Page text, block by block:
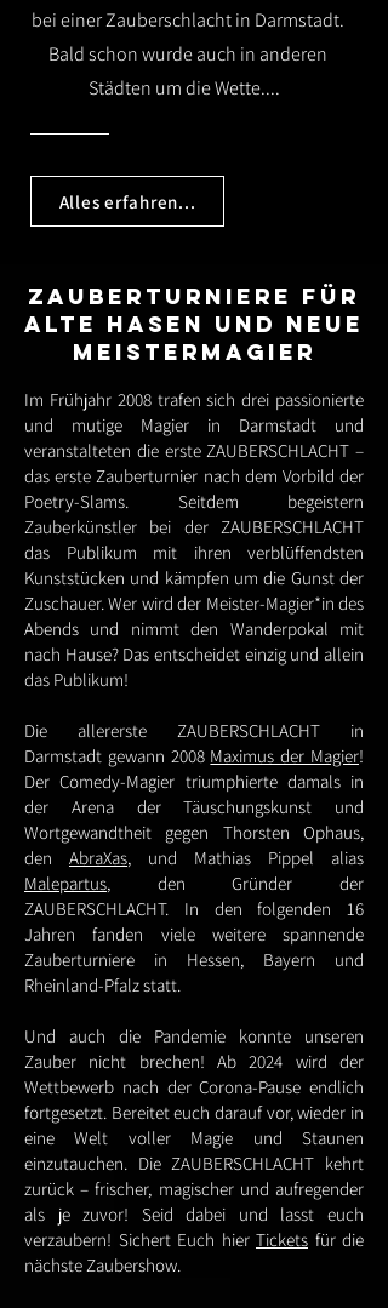
bei einer Zauberschlacht in Darmstadt.
Bald schon wurde auch in anderen
Städten um die Wette....
Alles erfahren...
ZAUBERTURNIERE FÜR
ALTE HASEN UND NEUE
MEISTERMAGIER
Im Frühjahr 2008 trafen sich drei passionierte
und mutige Magier in Darmstadt und
veranstalteten die erste ZAUBERSCHLACHT –
das erste Zauberturnier nach dem Vorbild der
Poetry-Slams. Seitdem begeistern
Zauberkünstler bei der ZAUBERSCHLACHT
das Publikum mit ihren verblüffendsten
Kunststücken und kämpfen um die Gunst der
Zuschauer. Wer wird der Meister-Magier*in des
Abends und nimmt den Wanderpokal mit
nach Hause? Das entscheidet einzig und allein
das Publikum!
Die allererste ZAUBERSCHLACHT in
Darmstadt gewann 2008 Maximus der Magier!
Der Comedy-Magier triumphierte damals in
der Arena der Täuschungskunst und
Wortgewandtheit gegen Thorsten Ophaus,
den AbraXas, und Mathias Pippel alias
Malepartus, den Gründer der
ZAUBERSCHLACHT. In den folgenden 16
Jahren fanden viele weitere spannende
Zauberturniere in Hessen, Bayern und
Rheinland-Pfalz statt.
Und auch die Pandemie konnte unseren
Zauber nicht brechen! Ab 2024 wird der
Wettbewerb nach der Corona-Pause endlich
fortgesetzt. Bereitet euch darauf vor, wieder in
eine Welt voller Magie und Staunen
einzutauchen. Die ZAUBERSCHLACHT kehrt
zurück – frischer, magischer und aufregender
als je zuvor! Seid dabei und lasst euch
verzaubern! Sichert Euch hier Tickets für die
nächste Zaubershow.